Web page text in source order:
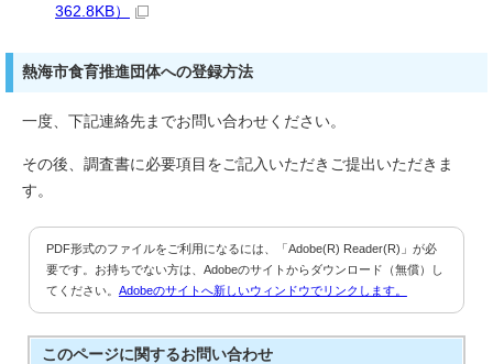
362.8KB）
熱海市食育推進団体への登録方法
一度、下記連絡先までお問い合わせください。
その後、調査書に必要項目をご記入いただきご提出いただきま
す。
PDF形式のファイルをご利用になるには、「Adobe(R) Reader(R)」が必
要です。お持ちでない方は、Adobeのサイトからダウンロード（無償）し
てください。 Adobeのサイトへ新しいウィンドウでリンクします。
このページに関するお問い合わせ